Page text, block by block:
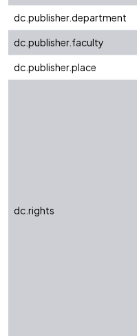
dc.publisher.department
dc.publisher.faculty
dc.publisher.place
dc.rights